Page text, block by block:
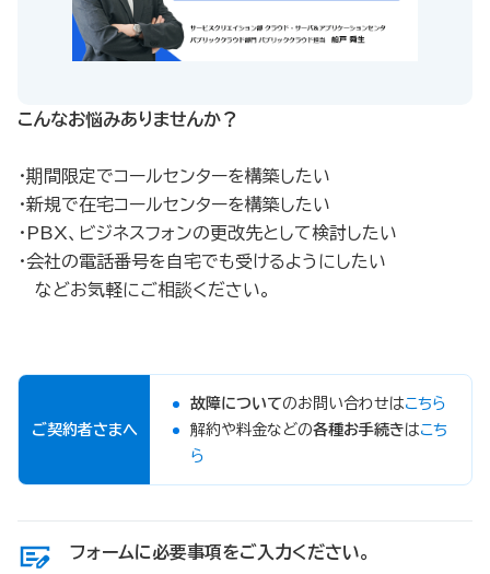
こんなお悩みありませんか？
・期間限定でコールセンターを構築したい
・新規で在宅コールセンターを構築したい
・PBX、ビジネスフォンの更改先として検討したい
・会社の電話番号を自宅でも受けるようにしたい
などお気軽にご相談ください。
ご契約者さまへ
故障についてのお問い合わせはこちら
解約や料金などの各種お手続きはこち
ら
フォームに必要事項をご入力ください。